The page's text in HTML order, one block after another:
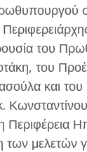
του
του
και
Περιφέρεια
μελετών